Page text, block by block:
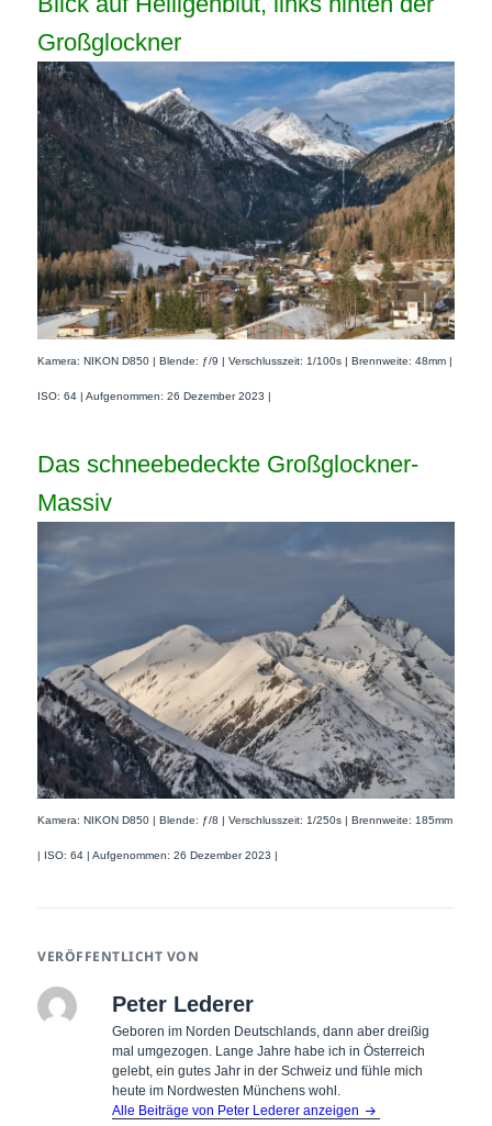
Großglockner
Kamera: NIKON D850 | Blende: ƒ/9 | Verschlusszeit: 1/100s | Brennweite: 48mm |
ISO: 64 | Aufgenommen: 26 Dezember 2023 |
Das schneebedeckte Großglockner-
Massiv
Kamera: NIKON D850 | Blende: ƒ/8 | Verschlusszeit: 1/250s | Brennweite: 185mm
| ISO: 64 | Aufgenommen: 26 Dezember 2023 |
VERÖFFENTLICHT VON
Peter Lederer
Geboren im Norden Deutschlands, dann aber dreißig
mal umgezogen. Lange Jahre habe ich in Österreich
gelebt, ein gutes Jahr in der Schweiz und fühle mich
heute im Nordwesten Münchens wohl.
Alle Beiträge von Peter Lederer anzeigen